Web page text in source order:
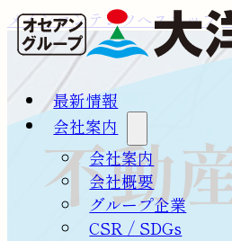
メインコンテンツへスキップ
最新情報
会社案内
会社案内
会社概要
グループ企業
CSR / SDGs
不動